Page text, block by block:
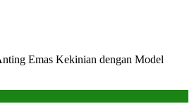
Emas Kekinian dengan Model